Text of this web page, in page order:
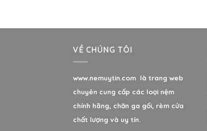
VỀ CHÚNG TÔI
www.nemuytin.com là trang web
chuyên cung cấp các loại nệm
chính hãng, chăn ga gối, rèm cửa
chất lượng và uy tín.